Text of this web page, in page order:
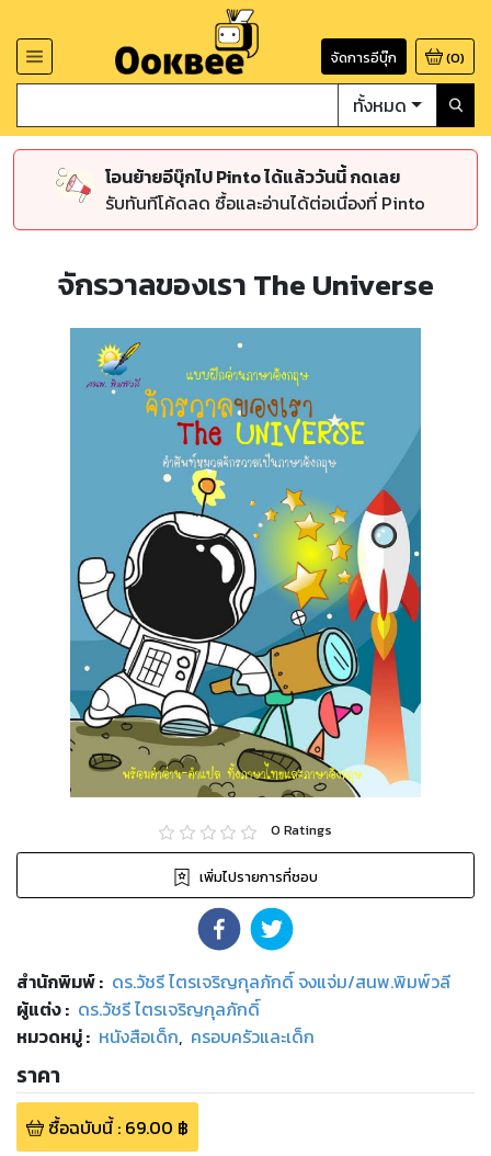
จัดการอีบุ๊ก (0)
ทั้งหมด
โอนย้ายอีบุ๊กไป Pinto ได้แล้ววันนี้ กดเลย
รับทันทีโค้ดลด ซื้อและอ่านได้ต่อเนื่องที่ Pinto
จักรวาลของเรา The Universe
0 Ratings
เพิ่มไปรายการที่ชอบ
สำนักพิมพ์: ดร.วัชรี ไตรเจริญกุลภักดิ์ จงแจ่ม/สนพ.พิมพ์วลี
ผู้แต่ง : ดร.วัชรี ไตรเจริญกุลภักดิ์
หมวดหมู่: หนังสือเด็ก, ครอบครัวและเด็ก
ราคา
ซื้อฉบับนี้: 69.00 ฿